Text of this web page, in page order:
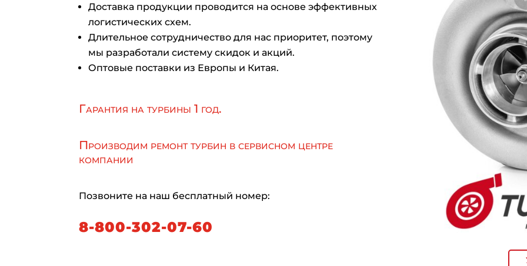
Доставка продукции проводится на основе эффективных
логистических схем.
Длительное сотрудничество для нас приоритет, поэтому
мы разработали систему скидок и акций.
Оптовые поставки из Европы и Китая.
Гарантия на турбины 1 год.
Производим ремонт турбин в сервисном центре
компании
Позвоните на наш бесплатный номер:
8-800-302-07-60